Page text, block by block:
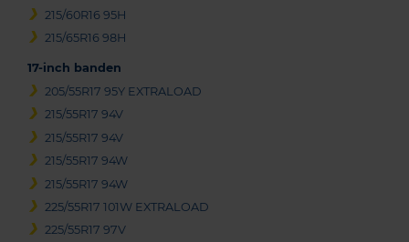
215/60R16 95H
215/65R16 98H
17-inch banden
205/55R17 95Y EXTRALOAD
215/55R17 94V
215/55R17 94V
215/55R17 94W
215/55R17 94W
225/55R17 101W EXTRALOAD
225/55R17 97V